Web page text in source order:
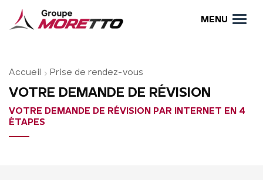
MENU
Accueil Prise de rendez-vous
VOTRE DEMANDE DE RÉVISION
VOTRE DEMANDE DE RÉVISION PAR INTERNET EN 4
ÉTAPES